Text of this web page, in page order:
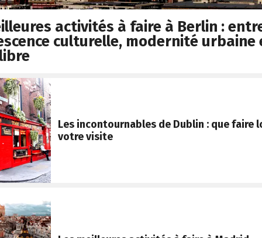
activités à faire à Berlin :
culturelle, modernité urbaine
Les incontournables de Dublin : que faire
votre visite